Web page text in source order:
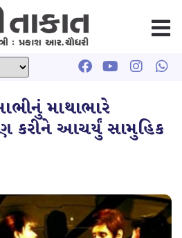
માથાભારે
આચર્યું સામુહિક